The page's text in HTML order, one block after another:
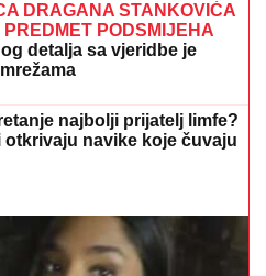
DRAGANA STANKOVIĆA
PREDMET PODSMIJEHA
detalja sa vjeridbe je
najbolji prijatelj limfe?
otkrivaju navike koje čuvaju